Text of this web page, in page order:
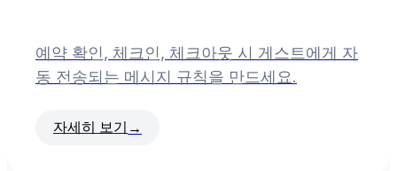
예약 확인, 체크인, 체크아웃 시 게스트에게 자
동 전송되는 메시지 규칙을 만드세요.
자세히 보기 →